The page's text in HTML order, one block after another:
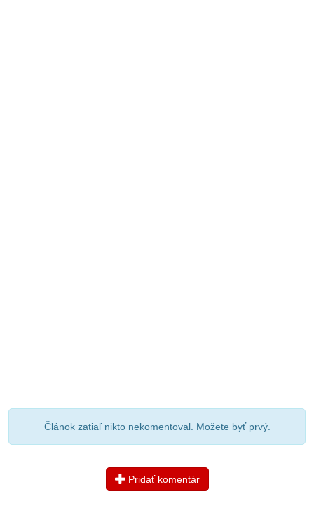
Článok zatiaľ nikto nekomentoval. Možete byť prvý.
Pridať komentár